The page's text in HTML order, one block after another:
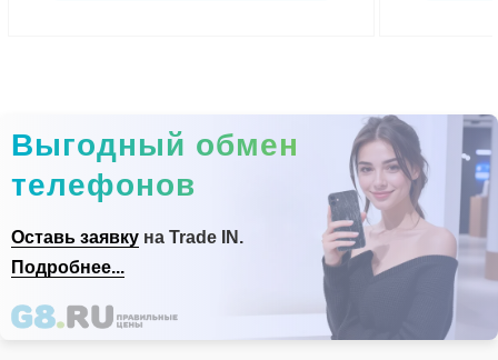
Выгодный обмен
телефонов
Оставь заявку на Trade IN.
Подробнее...